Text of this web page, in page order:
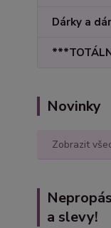
Dárky a
Novinky
Zobrazit
a slevy!